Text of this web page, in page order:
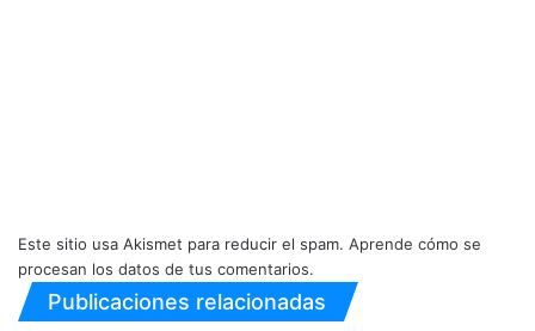
Este sitio usa Akismet para reducir el spam. Aprende cómo se
procesan los datos de tus comentarios.
Publicaciones relacionadas